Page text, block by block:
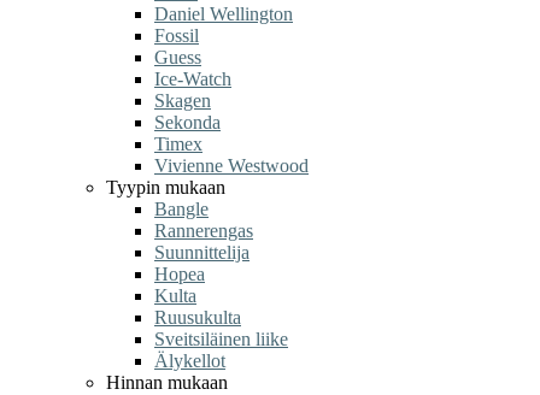
Daniel Wellington
Fossil
Guess
Ice-Watch
Skagen
Sekonda
Timex
Vivienne Westwood
Tyypin mukaan
Bangle
Rannerengas
Suunnittelija
Hopea
Kulta
Ruusukulta
Sveitsiläinen liike
Älykellot
Hinnan mukaan